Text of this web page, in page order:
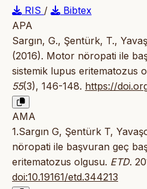
RIS /
Bibtex
APA
Sargın, G., Şentürk, T.,
(2016). Motor nöropati ile
sistemik lupus eritematozus
55(3), 146-148. https://
AMA
1.Sargın G, Şentürk T,
nöropati ile başvuran geç
eritematozus olgusu. ETD.
doi:10.19161/etd.344213